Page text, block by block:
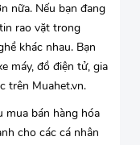
nữa. Nếu bạn đang
rao vặt trong
khác nhau. Bạn
máy, đồ điện tử, gia
trên Muahet.vn.
mua bán hàng hóa
cho các cá nhân